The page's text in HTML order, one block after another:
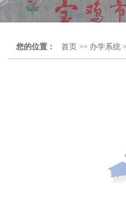
您的位置： 首页>> 办学系统